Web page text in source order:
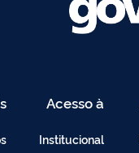
Acesso à
Institucional